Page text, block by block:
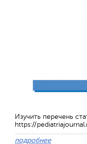
Изучить перечень
https://
подробнее